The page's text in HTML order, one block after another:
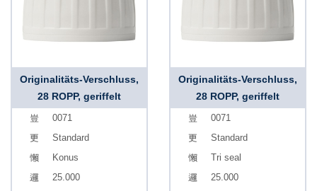
Originalitäts-Verschluss,
28 ROPP, geriffelt
0071
Standard
Konus
25.000
Originalitäts-Verschluss,
28 ROPP, geriffelt
0071
Standard
Tri seal
25.000